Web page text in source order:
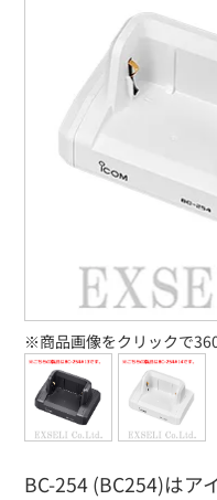
BC-254 (BC254)はア
※商品画像をクリックで